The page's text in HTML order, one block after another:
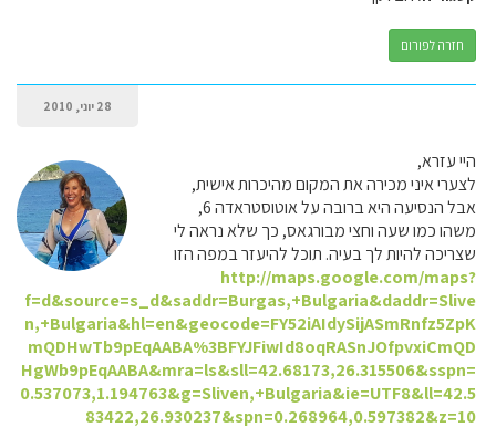
חזרה לפורום
28 יוני, 2010
היי עזרא,
לצערי איני מכירה את המקום מהיכרות אישית,
אבל הנסיעה היא ברובה על אוטוסטראדה 6,
משהו כמו שעה וחצי מבורגאס, כך שלא נראה לי
שצריכה להיות לך בעיה. תוכל להיעזר במפה הזו
http://maps.google.com/maps?
f=d&source=s_d&saddr=Burgas,+Bulgaria&daddr=Slive
n,+Bulgaria&hl=en&geocode=FY52iAIdySijASmRnfz5ZpK
mQDHwTb9pEqAABA%3BFYJFiwId8oqRASnJOfpvxiCmQD
HgWb9pEqAABA&mra=ls&sll=42.68173,26.315506&sspn=
0.537073,1.194763&g=Sliven,+Bulgaria&ie=UTF8&ll=42.5
83422,26.930237&spn=0.268964,0.597382&z=10